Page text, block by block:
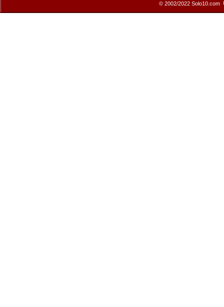
© 2002/2022 Solo10.com